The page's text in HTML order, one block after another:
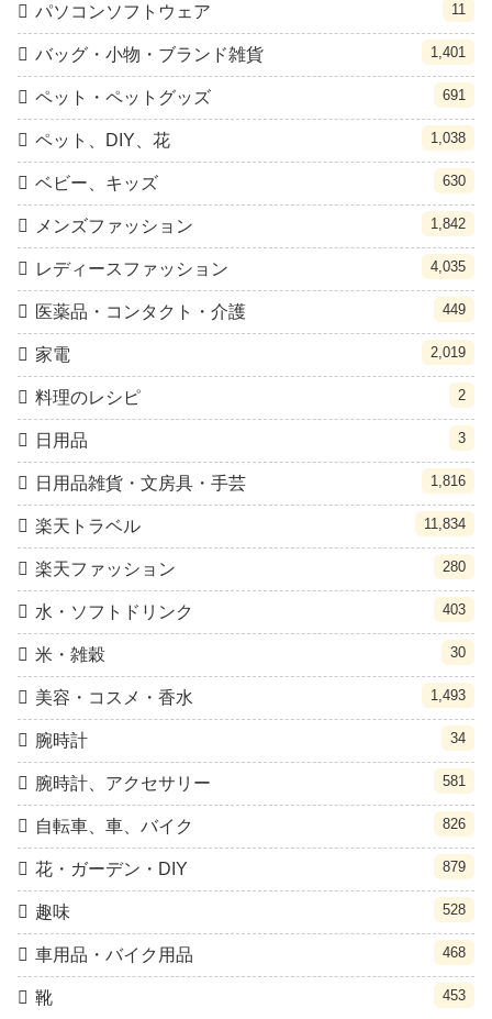
パソコンソフトウェア 11
バッグ・小物・ブランド雑貨 1,401
ペット・ペットグッズ 691
ペット、DIY、花 1,038
ベビー、キッズ 630
メンズファッション 1,842
レディースファッション 4,035
医薬品・コンタクト・介護 449
家電 2,019
料理のレシピ 2
日用品 3
日用品雑貨・文房具・手芸 1,816
楽天トラベル 11,834
楽天ファッション 280
水・ソフトドリンク 403
米・雑穀 30
美容・コスメ・香水 1,493
腕時計 34
腕時計、アクセサリー 581
自転車、車、バイク 826
花・ガーデン・DIY 879
趣味 528
車用品・バイク用品 468
靴 453